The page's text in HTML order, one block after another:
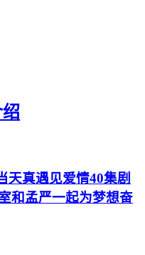
天真遇见爱情40集剧
和孟严一起为梦想奋